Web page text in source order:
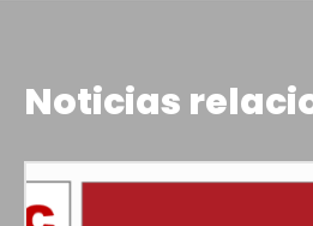
Noticias